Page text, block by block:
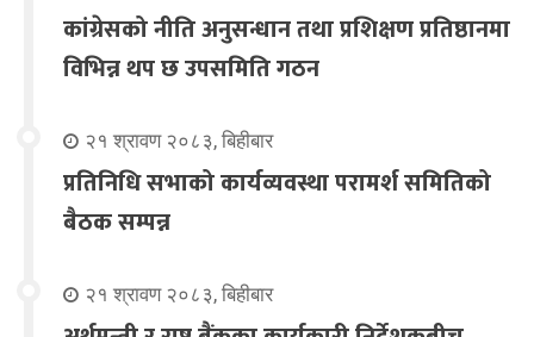
कांग्रेसको नीति अनुसन्धान तथा प्रशिक्षण प्रतिष्ठानमा
विभिन्न थप छ उपसमिति गठन
२१ श्रावण २०८३, बिहीबार
प्रतिनिधि सभाको कार्यव्यवस्था परामर्श समितिको
बैठक सम्पन्न
२१ श्रावण २०८३, बिहीबार